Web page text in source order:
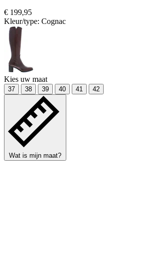
€ 199,95
Kleur/type: Cognac
Kies uw maat
37 38 39 40 41 42
Wat is mijn maat?